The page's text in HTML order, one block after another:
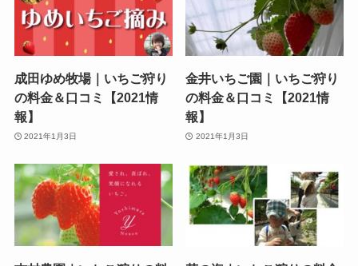
成田ゆめ牧場｜いちご狩り
の料金＆口コミ【2021情
報】
2021年1月3日
金井いちご園｜いちご狩り
の料金＆口コミ【2021情
報】
2021年1月3日